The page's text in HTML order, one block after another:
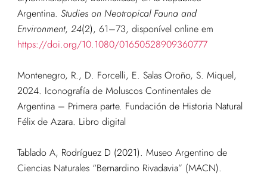
Argentina. Studies on Neotropical Fauna and
Environment, 24(2), 61–73, disponível online em
https://doi.org/10.1080/01650528909360777
Montenegro, R., D. Forcelli, E. Salas Oroño, S. Miquel,
2024. Iconografía de Moluscos Continentales de
Argentina – Primera parte. Fundación de Historia Natural
Félix de Azara. Libro digital
Tablado A, Rodríguez D (2021). Museo Argentino de
Ciencias Naturales “Bernardino Rivadavia” (MACN).